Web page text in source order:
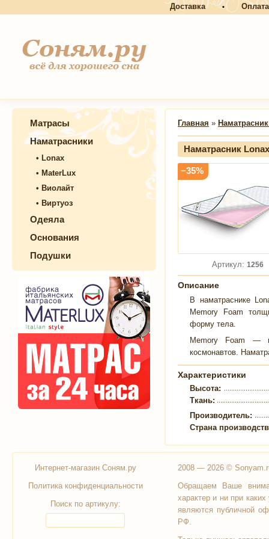
Доставка • Оплата
Главная »
Наматрасник
−35%
Артикул: 1256
Описание
В наматраснике
Memory Foam
форму тела.
Memory Foam —
космонавтов.
Характеристики
Высота:
Ткань:
Производитель:
Страна
Матрасы
Наматрасники
• Lonax
• MaterLux
• Виолайт
• Виртуоз
Одеяла
Основания
Подушки
Интернет-магазин Соням.ру
Политика конфиденциальности
Поиск по артикулу:
2008 — 2026 ©
Обращаем Ваше
характер и ни при
являются публичной
РФ.